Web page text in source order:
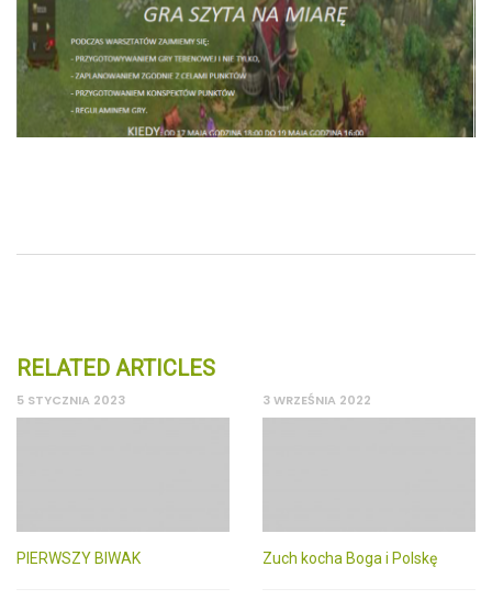
RELATED ARTICLES
5 STYCZNIA 2023
PIERWSZY BIWAK
3 WRZEŚNIA 2022
Zuch kocha Boga i Polskę